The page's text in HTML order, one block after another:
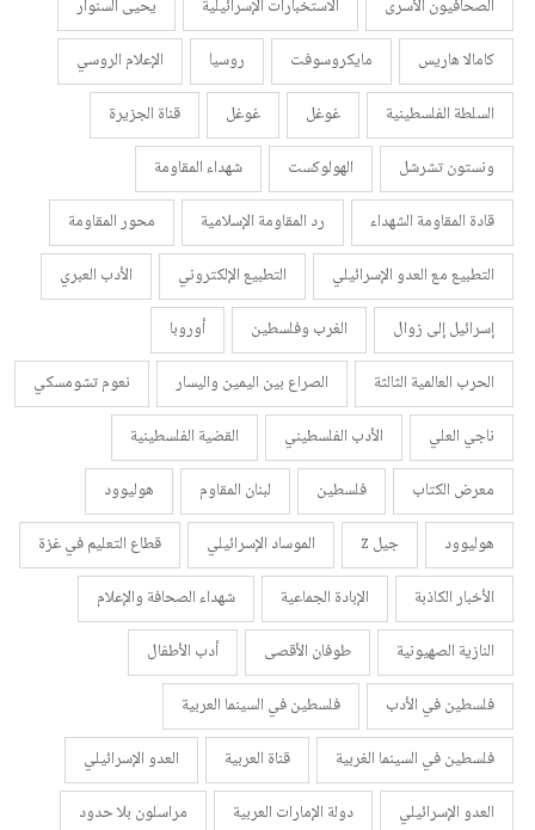
الصحافيون الأسرى الاستخبارات الإسرائيلية
يحيى السنوار
كامالا هاريس
مايكروسوفت روسيا
الإعلام الروسي
السلطة الفلسطينية
غوغل غوغل
قناة الجزيرة
ونستون تشرشل
الهولوكست
شهداء المقاومة
قادة المقاومة الشهداء
رد المقاومة الإسلامية
محور المقاومة
التطبيع مع العدو الإسرائيلي
التطبيع الإلكتروني
الأدب العبري
إسرائيل إلى زوال
الغرب وفلسطين
أوروبا
الحرب العالمية الثالثة
الصراع بين اليمين واليسار
نعوم تشومسكي
ناجي العلي
الأدب الفلسطيني
القضية الفلسطينية
معرض الكتاب
فلسطين لبنان المقاوم
هوليوود
هوليوود
جيل z الموساد الإسرائيلي
قطاع التعليم في غزة
الأخبار الكاذبة
الإبادة الجماعية
شهداء الصحافة والإعلام
النازية الصهيونية
طوفان الأقصى
أدب الأطفال
فلسطين في الأدب
فلسطين في السينما العربية
فلسطين في السينما الغربية
قناة العربية
العدو الإسرائيلي
العدو الإسرائيلي
دولة الإمارات العربية
مراسلون بلا حدود